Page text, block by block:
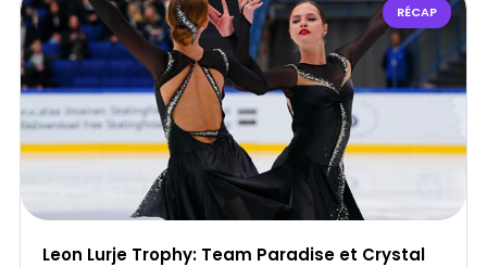
RÉCAP
Leon Lurje Trophy: Team Paradise et Crystal